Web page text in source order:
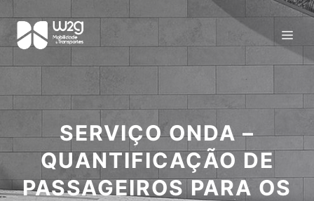
SERVIÇO ONDA –
QUANTIFICAÇÃO DE
PASSAGEIROS PARA OS